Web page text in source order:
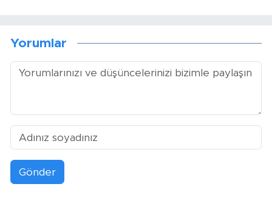
Yorumlar
Gönder